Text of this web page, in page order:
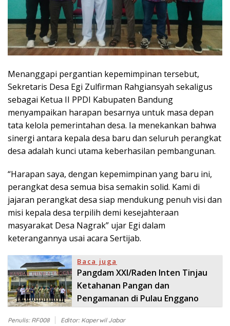
Menanggapi pergantian kepemimpinan tersebut,
Sekretaris Desa Egi Zulfirman Rahgiansyah sekaligus
sebagai Ketua II PPDI Kabupaten Bandung
menyampaikan harapan besarnya untuk masa depan
tata kelola pemerintahan desa. Ia menekankan bahwa
sinergi antara kepala desa baru dan seluruh perangkat
desa adalah kunci utama keberhasilan pembangunan.
“Harapan saya, dengan kepemimpinan yang baru ini,
perangkat desa semua bisa semakin solid. Kami di
jajaran perangkat desa siap mendukung penuh visi dan
misi kepala desa terpilih demi kesejahteraan
masyarakat Desa Nagrak” ujar Egi dalam
keterangannya usai acara Sertijab.
Baca juga
​Pangdam XXI/Raden Inten Tinjau
Ketahanan Pangan dan
Pengamanan di Pulau Enggano
Penulis: RF008 Editor: Kaperwil Jabar